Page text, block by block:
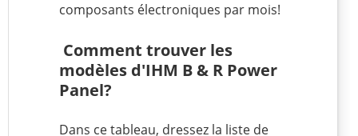
composants électroniques par mois!
Comment trouver les
modèles d'IHM B & R Power
Panel?
Dans ce tableau, dressez la liste de